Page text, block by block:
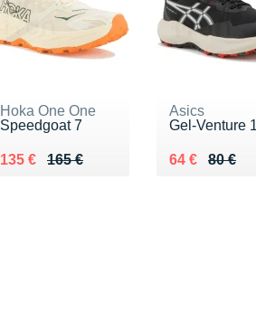
Hoka One One
Speedgoat 7
165 €
Au lieu de 165 €
135 €
Vendu 135 €
Asics
Gel-Venture
80 €
Au lieu de
64 €
Vendu 64 €